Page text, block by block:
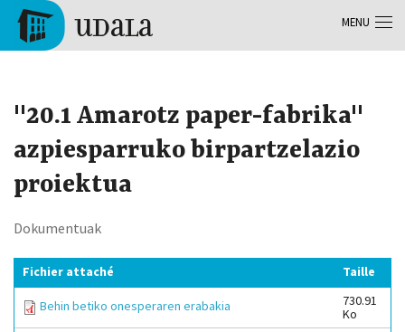
Aller au contenu principal
"20.1 Amarotz paper-fabrika"
azpiesparruko birpartzelazio
proiektua
Dokumentuak
Fichier attaché Taille
Behin betiko onesperaren erabakia
730.91
Ko
MENU